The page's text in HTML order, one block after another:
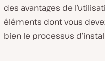
des avantages de
éléments dont vous
bien le processus